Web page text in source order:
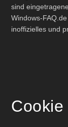
sind
Windows-
inoffizielles und